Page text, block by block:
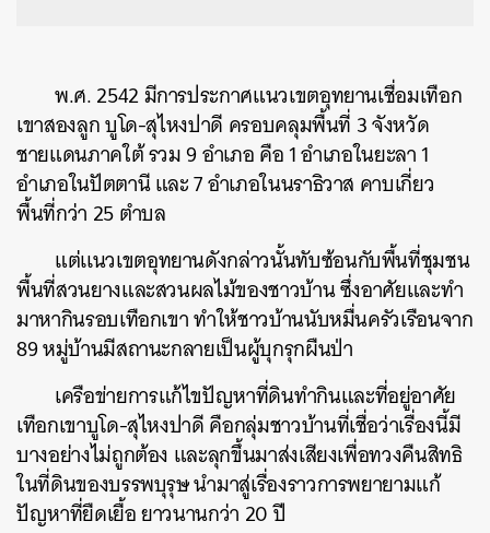
พ.ศ. 2542 มีการประกาศแนวเขตอุทยานเชื่อมเทือก
เขาสองลูก บูโด-สุไหงปาดี ครอบคลุมพื้นที่ 3 จังหวัด
ชายแดนภาคใต้ รวม 9 อำเภอ คือ 1 อำเภอในยะลา 1
อำเภอในปัตตานี และ 7 อำเภอในนราธิวาส คาบเกี่ยว
พื้นที่กว่า 25 ตำบล
แต่เเนวเขตอุทยานดังกล่าวนั้นทับซ้อนกับพื้นที่ชุมชน
พื้นที่สวนยางและสวนผลไม้ของชาวบ้าน ซึ่งอาศัยและทำ
มาหากินรอบเทือกเขา ทำให้ชาวบ้านนับหมื่นครัวเรือนจาก
89 หมู่บ้านมีสถานะกลายเป็นผู้บุกรุกผืนป่า
เครือข่ายการแก้ไขปัญหาที่ดินทำกินและที่อยู่อาศัย
เทือกเขาบูโด-สุไหงปาดีคือกลุ่มชาวบ้านที่เชื่อว่าเรื่องนี้มี
บางอย่างไม่ถูกต้อง และลุกขึ้นมาส่งเสียงเพื่อทวงคืนสิทธิ
ในที่ดินของบรรพบุรุษ นำมาสู่เรื่องราวการพยายามแก้
ปัญหาที่ยืดเยื้อ ยาวนานกว่า 20 ปี